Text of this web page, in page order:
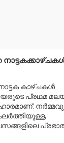
കാഴ്ചകള്‍
പ്രഥമ